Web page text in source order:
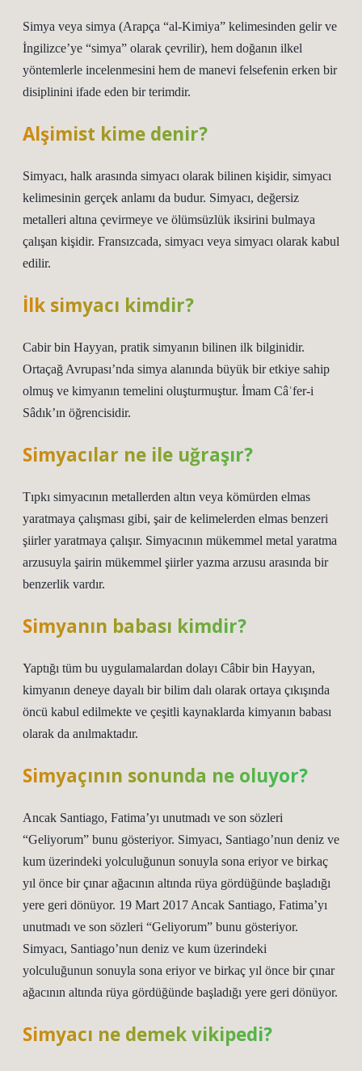
Simya veya simya (Arapça “al-Kimiya” kelimesinden gelir ve
İngilizce’ye “simya” olarak çevrilir), hem doğanın ilkel
yöntemlerle incelenmesini hem de manevi felsefenin erken bir
disiplinini ifade eden bir terimdir.
Alşimist kime denir?
Simyacı, halk arasında simyacı olarak bilinen kişidir, simyacı
kelimesinin gerçek anlamı da budur. Simyacı, değersiz
metalleri altına çevirmeye ve ölümsüzlük iksirini bulmaya
çalışan kişidir. Fransızcada, simyacı veya simyacı olarak kabul
edilir.
İlk simyacı kimdir?
Cabir bin Hayyan, pratik simyanın bilinen ilk bilginidir.
Ortaçağ Avrupası’nda simya alanında büyük bir etkiye sahip
olmuş ve kimyanın temelini oluşturmuştur. İmam Câʿfer-i
Sâdık’ın öğrencisidir.
Simyacılar ne ile uğraşır?
Tıpkı simyacının metallerden altın veya kömürden elmas
yaratmaya çalışması gibi, şair de kelimelerden elmas benzeri
şiirler yaratmaya çalışır. Simyacının mükemmel metal yaratma
arzusuyla şairin mükemmel şiirler yazma arzusu arasında bir
benzerlik vardır.
Simyanın babası kimdir?
Yaptığı tüm bu uygulamalardan dolayı Câbir bin Hayyan,
kimyanın deneye dayalı bir bilim dalı olarak ortaya çıkışında
öncü kabul edilmekte ve çeşitli kaynaklarda kimyanın babası
olarak da anılmaktadır.
Simyaçının sonunda ne oluyor?
Ancak Santiago, Fatima’yı unutmadı ve son sözleri
“Geliyorum” bunu gösteriyor. Simyacı, Santiago’nun deniz ve
kum üzerindeki yolculuğunun sonuyla sona eriyor ve birkaç
yıl önce bir çınar ağacının altında rüya gördüğünde başladığı
yere geri dönüyor. 19 Mart 2017 Ancak Santiago, Fatima’yı
unutmadı ve son sözleri “Geliyorum” bunu gösteriyor.
Simyacı, Santiago’nun deniz ve kum üzerindeki
yolculuğunun sonuyla sona eriyor ve birkaç yıl önce bir çınar
ağacının altında rüya gördüğünde başladığı yere geri dönüyor.
Simyacı ne demek vikipedi?